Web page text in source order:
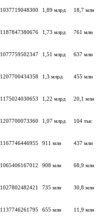
1037719048300 1,89 млрд 18,7 млн
1187847380676 1,73 млрд 761 млн
1077759502347 1,51 млрд 637 млн
1207700434358 1,3 млрд 455 млн
1175024030653 1,22 млрд 20,1 млн
1207700073360 1,07 млрд 104 тыс
1167746446955 911 млн 437 млн
1065406167012 908 млн 68,9 млн
1027802482421 735 млн 30,8 млн
1137746261795 655 млн 11,9 млн